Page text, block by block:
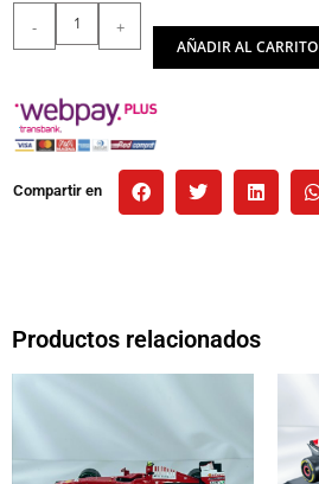
- +
AÑADIR AL CARRITO
Compartir en
Productos relacionados